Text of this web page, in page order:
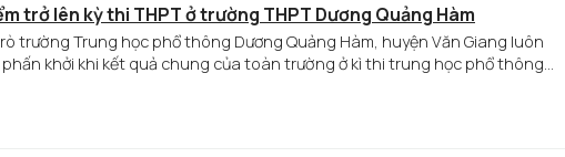
qua đã
nhận
trở lên kỳ thi THPT ở trường THPT Dương Quảng Hàm
trường Trung học phổ thông Dương Quảng Hàm, huyện Văn Giang luôn
khởi khi kết quả chung của toàn trường ở kì thi trung học phổ thông
tích cao, trong đó, nổi bật là kết quả của tập thể lớp 12A9.